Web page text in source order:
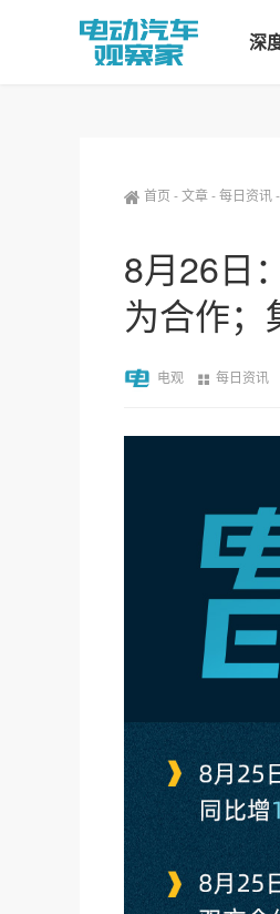
深
首页 -文章-每日资讯-
8月26日
为合作
电观 每日资讯